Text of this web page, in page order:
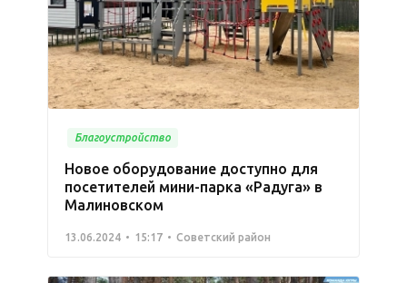
Благоустройство
Новое оборудование доступно для
посетителей мини-парка «Радуга» в
Малиновском
13.06.2024 15:17 Советский район